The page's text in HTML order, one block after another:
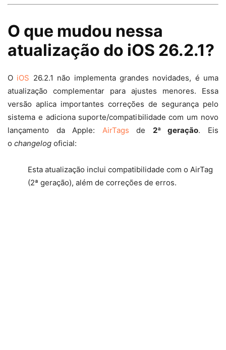
O que mudou nessa
atualização do iOS 26.2.1?
O iOS 26.2.1 não implementa grandes novidades, é uma
atualização complementar para ajustes menores. Essa
versão aplica importantes correções de segurança pelo
sistema e adiciona suporte/compatibilidade com um novo
lançamento da Apple: AirTags de 2ª geração. Eis
o changelog oficial:
Esta atualização inclui compatibilidade com o AirTag
(2ª geração), além de correções de erros.